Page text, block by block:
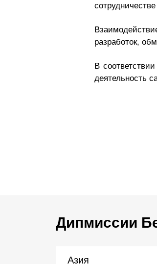
разработок,
В
деятельность
Дипмиссии
Азия